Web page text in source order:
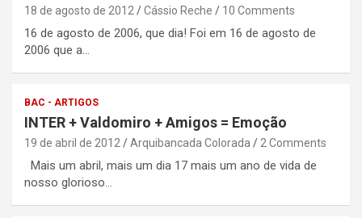
18 de agosto de 2012 Cássio Reche 10 Comments
16 de agosto de 2006, que dia! Foi em 16 de agosto de
2006 que a…
BAC - ARTIGOS
INTER + Valdomiro + Amigos = Emoção
19 de abril de 2012 Arquibancada Colorada 2 Comments
Mais um abril, mais um dia 17 mais um ano de vida de
nosso glorioso…